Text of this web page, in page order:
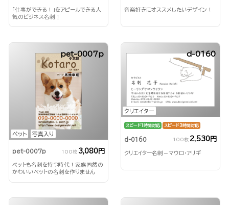
「仕事ができる！」をアピールできる人
気のビジネス名刺！
音楽好きにオススメしたいデザイン！
ペット 写真入り
pet-0007p
pet-0007p 100枚 3,080円
ペットも名刺を持つ時代！家族同然の
かわいいペットの名刺を作りません
クリエイター
d-0160
スピード1時間対応 スピード3時間対応
d-0160 100枚 2,530円
クリエイター名刺－マウロ・アリギ